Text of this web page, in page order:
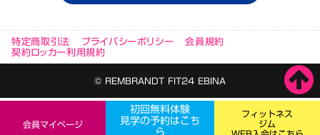
特定商取引法 プライバシーポリシー 会員規約
契約ロッカー利用規約
© REMBRANDT FIT24 EBINA
会員マイページ
初回無料体験
見学の予約はこち フィットネス
ジム